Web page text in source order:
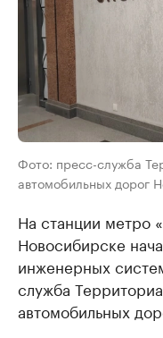
Фото: пресс-служба
автомобильных дорог
На станции метро
Новосибирске
инженерных
служба
автомобильных